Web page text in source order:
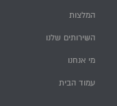
המלצות
השירותים שלנו
מי אנחנו
עמוד הבית